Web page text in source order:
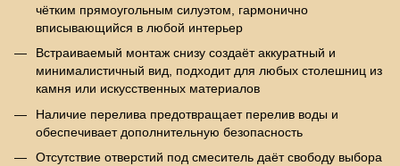
чётким прямоугольным силуэтом, гармонично
вписывающийся в любой интерьер
Встраиваемый монтаж снизу создаёт аккуратный и
минималистичный вид, подходит для любых столешниц из
камня или искусственных материалов
Наличие перелива предотвращает перелив воды и
обеспечивает дополнительную безопасность
Отсутствие отверстий под смеситель даёт свободу выбора